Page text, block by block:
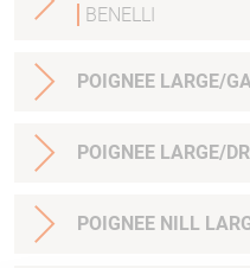
BENELLI
POIGNEE LARGE/
POIGNEE LARGE/
POIGNEE NILL